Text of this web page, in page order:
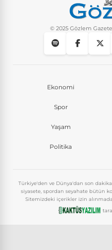
© 2025 Gözlem
Ekonomi
Spor
Yaşam
Politika
Türkiye'den ve Dünya'dan son
siyasete, spordan seyahate bütün
Sitemizdeki içerikler izin